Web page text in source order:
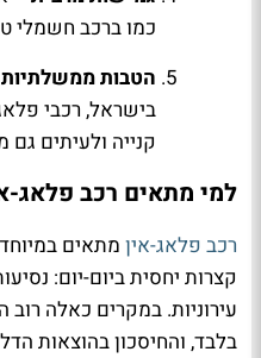
כמו ברכב חשמלי
הטבות ממשלתיות
בישראל, רכבי
קנייה ולעיתים
למי מתאים רכב פלאג-
רכב פלאג-אין מתאים
קצרות יחסית ביום-יום:
עירוניות. במקרים כאלה
בלבד, והחיסכון בהוצאות